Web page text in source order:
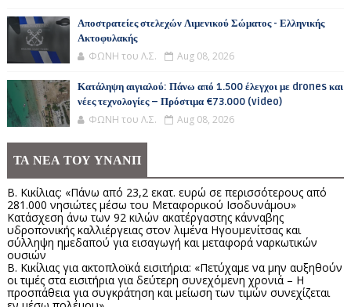
Αποστρατείες στελεχών Λιμενικού Σώματος - Ελληνικής
Ακτοφυλακής
ΦΩΝΗ του Λ.Σ. Aug 08, 2026
Κατάληψη αιγιαλού: Πάνω από 1.500 έλεγχοι με drones και
νέες τεχνολογίες – Πρόστιμα €73.000 (video)
ΦΩΝΗ του Λ.Σ. Aug 08, 2026
ΤΑ ΝΕΑ ΤΟΥ ΥΝΑΝΠ
Β. Κικίλιας: «Πάνω από 23,2 εκατ. ευρώ σε περισσότερους από
281.000 νησιώτες μέσω του Μεταφορικού Ισοδυνάμου»
Κατάσχεση άνω των 92 κιλών ακατέργαστης κάνναβης
υδροπονικής καλλιέργειας στον λιμένα Ηγουμενίτσας και
σύλληψη ημεδαπού για εισαγωγή και μεταφορά ναρκωτικών
ουσιών
Β. Κικίλιας για ακτοπλοϊκά εισιτήρια: «Πετύχαμε να μην αυξηθούν
οι τιμές στα εισιτήρια για δεύτερη συνεχόμενη χρονιά – Η
προσπάθεια για συγκράτηση και μείωση των τιμών συνεχίζεται